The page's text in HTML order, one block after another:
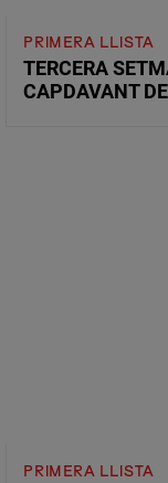
PRIMERA LLISTA
TERCERA
CAPDAVANT
PRIMERA LLISTA